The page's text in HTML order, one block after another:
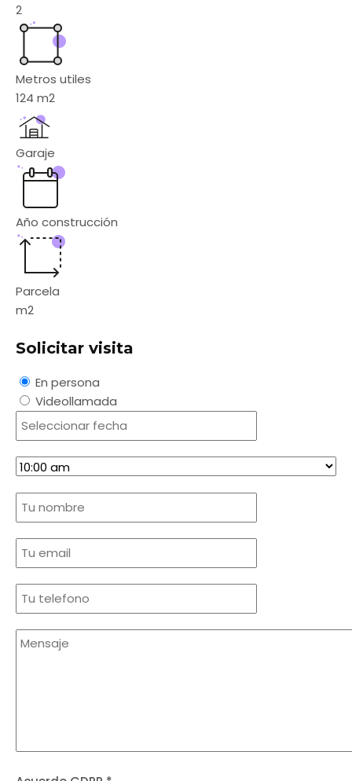
2
Metros utiles
124 m2
Garaje
Año construcción
Parcela
m2
Solicitar visita
En persona
Videollamada